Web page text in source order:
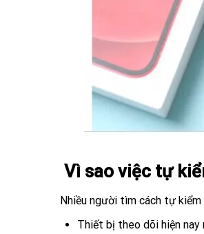
Vì sao việc tự
Nhiều người tìm cách tự
Thiết bị theo dõi hiện